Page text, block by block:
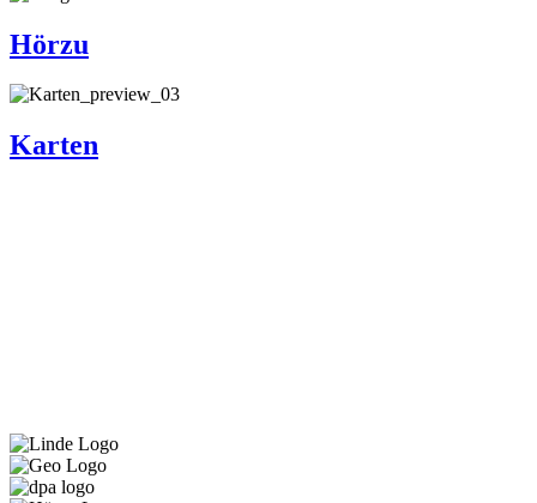
Hörzu
Karten